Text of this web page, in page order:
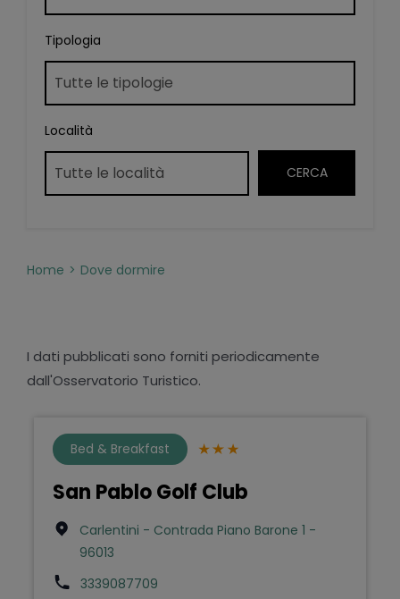
Tipologia
Località
Home Dove dormire
I dati pubblicati sono forniti periodicamente
dall'Osservatorio Turistico.
Bed & Breakfast
San Pablo Golf Club
Carlentini - Contrada Piano Barone 1 -
96013
3339087709